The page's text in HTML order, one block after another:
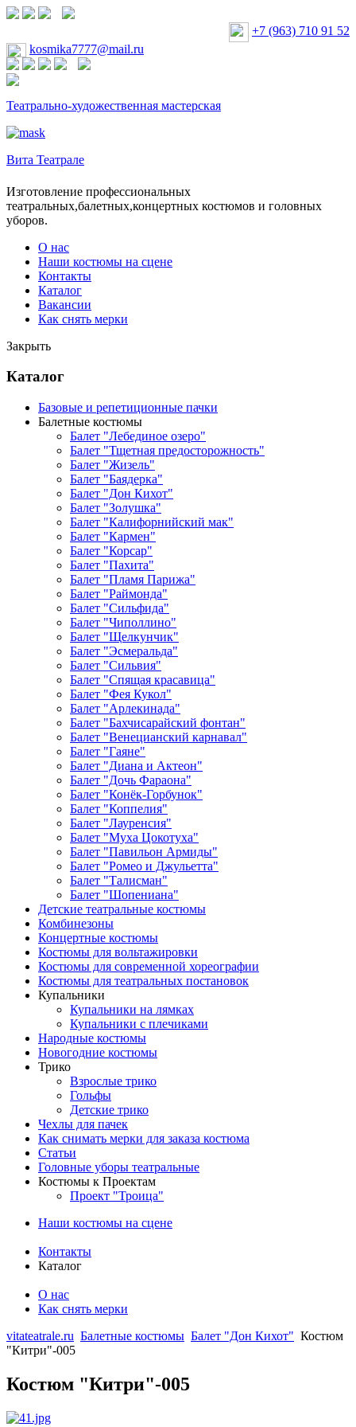
+7 (963) 710 91 52
kosmika7777@mail.ru
Театрально-художественная мастерская
Вита Театрале
Изготовление профессиональных
театральных,балетных,концертных костюмов и головных
уборов.
О нас
Наши костюмы на сцене
Контакты
Каталог
Вакансии
Как снять мерки
Закрыть
Каталог
Базовые и репетиционные пачки
Балетные костюмы
Балет "Лебединое озеро"
Балет "Тщетная предосторожность"
Балет "Жизель"
Балет "Баядерка"
Балет "Дон Кихот"
Балет "Золушка"
Балет "Калифорнийский мак"
Балет "Кармен"
Балет "Корсар"
Балет "Пахита"
Балет "Пламя Парижа"
Балет "Раймонда"
Балет "Сильфида"
Балет "Чиполлино"
Балет "Щелкунчик"
Балет "Эсмеральда"
Балет "Сильвия"
Балет "Спящая красавица"
Балет "Фея Кукол"
Балет "Арлекинада"
Балет "Бахчисарайский фонтан"
Балет "Венецианский карнавал"
Балет "Гаяне"
Балет "Диана и Актеон"
Балет "Дочь Фараона"
Балет "Конёк-Горбунок"
Балет "Коппелия"
Балет "Лауренсия"
Балет "Муха Цокотуха"
Балет "Павильон Армиды"
Балет "Ромео и Джульетта"
Балет "Талисман"
Балет "Шопениана"
Детские театральные костюмы
Комбинезоны
Концертные костюмы
Костюмы для вольтажировки
Костюмы для современной хореографии
Костюмы для театральных постановок
Купальники
Купальники на лямках
Купальники с плечиками
Народные костюмы
Новогодние костюмы
Трико
Взрослые трико
Гольфы
Детские трико
Чехлы для пачек
Как снимать мерки для заказа костюма
Статьи
Головные уборы театральные
Костюмы к Проектам
Проект "Троица"
Наши костюмы на сцене
Контакты
Каталог
О нас
Как снять мерки
vitateatrale.ru Балетные костюмы Балет "Дон Кихот" Костюм
"Китри"-005
Костюм "Китри"-005